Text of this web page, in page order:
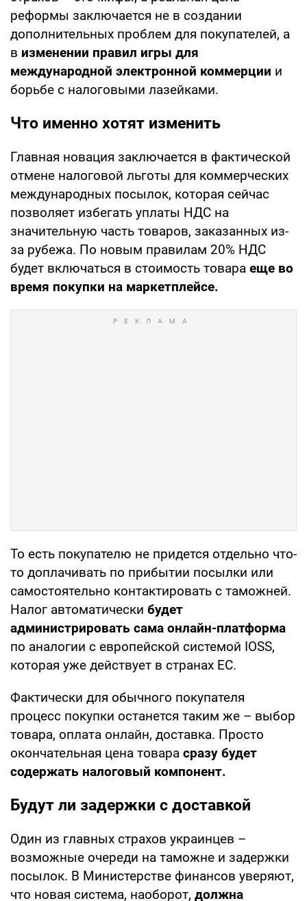
реформы заключается не в создании
дополнительных проблем для покупателей, а
в изменении правил игры для
международной электронной коммерции и
борьбе с налоговыми лазейками.
Что именно хотят изменить
Главная новация заключается в фактической
отмене налоговой льготы для коммерческих
международных посылок, которая сейчас
позволяет избегать уплаты НДС на
значительную часть товаров, заказанных из-
за рубежа. По новым правилам 20% НДС
будет включаться в стоимость товара еще во
время покупки на маркетплейсе.
То есть покупателю не придется отдельно что-
то доплачивать по прибытии посылки или
самостоятельно контактировать с таможней.
Налог автоматически будет
администрировать сама онлайн-платформа
по аналогии с европейской системой IOSS,
которая уже действует в странах ЕС.
Фактически для обычного покупателя
процесс покупки останется таким же – выбор
товара, оплата онлайн, доставка. Просто
окончательная цена товара сразу будет
содержать налоговый компонент.
Будут ли задержки с доставкой
Один из главных страхов украинцев –
возможные очереди на таможне и задержки
посылок. В Министерстве финансов уверяют,
что новая система, наоборот, должна